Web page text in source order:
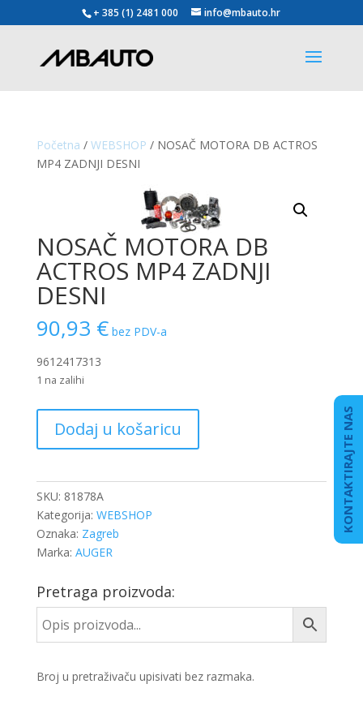
+ 385 (1) 2481 000 info@mbauto.hr
Početna / WEBSHOP / NOSAČ MOTORA DB ACTROS
MP4 ZADNJI DESNI
NOSAČ MOTORA DB
ACTROS MP4 ZADNJI
DESNI
90,93 € bez PDV-a
9612417313
1 na zalihi
MOTORA
DB
MP4
ZADNJI
DESNI
količina
Dodaj u košaricu
SKU: 81878A
Kategorija: WEBSHOP
Oznaka: Zagreb
Marka: AUGER
Pretraga proizvoda:
Broj u pretraživaču upisivati bez razmaka.
KONTAKTIRAJTE NAS